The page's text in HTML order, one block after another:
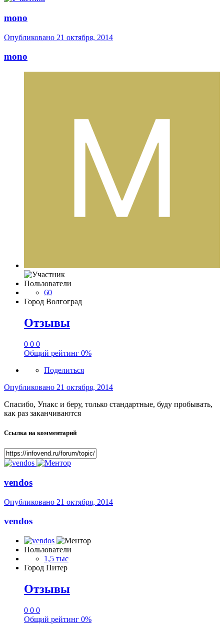
mono
Опубликовано 21 октября, 2014
mono
Пользователи
60
Город Волгоград
Отзывы
0 0 0
Общий рейтинг 0%
Поделиться
Опубликовано 21 октября, 2014
Спасибо, Упакс и беру, только стандартные, буду пробывать,
как раз заканчиваются
Ссылка на комментарий
vendos
Опубликовано 21 октября, 2014
vendos
Пользователи
1,5 тыс
Город Питер
Отзывы
0 0 0
Общий рейтинг 0%